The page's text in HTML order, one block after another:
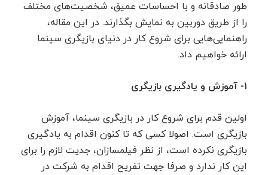
طور صادقانه و با احساسات عمیق، شخصیت‌های مختلف
را از طریق دوربین به نمایش بگذارند. در این مقاله،
راهنمایی‌هایی برای شروع کار در دنیای بازیگری سینما
ارائه خواهیم داد.
۱- آموزش و یادگیری بازیگری
اولین قدم برای شروع کار در بازیگری سینما، آموزش
بازیگری است. اصولا کسی که تا کنون اقدام به یادگیری
بازیگری نکرده است، از نظر فیلمسازان، جدیت لازم را برای
این کار ندارد و صرفا جهت تفریح اقدام به شرکت در